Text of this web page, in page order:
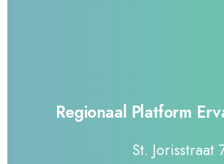
Regionaal Platform
St. Jorisstraat